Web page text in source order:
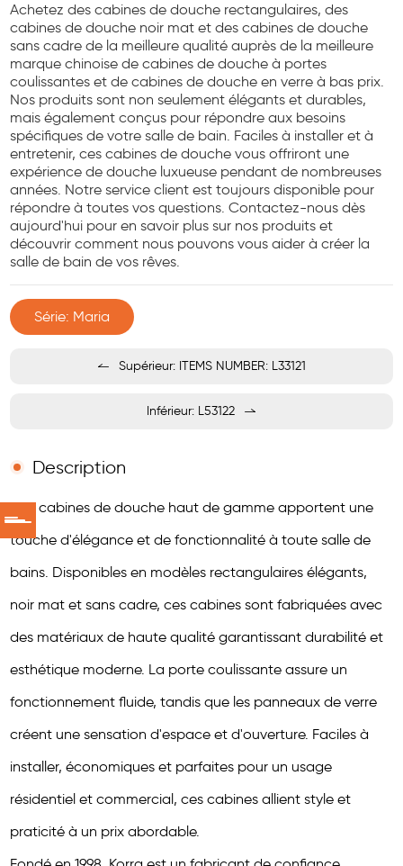
Achetez des cabines de douche rectangulaires, des
cabines de douche noir mat et des cabines de douche
sans cadre de la meilleure qualité auprès de la meilleure
marque chinoise de cabines de douche à portes
coulissantes et de cabines de douche en verre à bas prix.
Nos produits sont non seulement élégants et durables,
mais également conçus pour répondre aux besoins
spécifiques de votre salle de bain. Faciles à installer et à
entretenir, ces cabines de douche vous offriront une
expérience de douche luxueuse pendant de nombreuses
années. Notre service client est toujours disponible pour
répondre à toutes vos questions. Contactez-nous dès
aujourd'hui pour en savoir plus sur nos produits et
découvrir comment nous pouvons vous aider à créer la
salle de bain de vos rêves.
Série: Maria
Supérieur: ITEMS NUMBER: L33121
Inférieur: L53122
Description
Nos cabines de douche haut de gamme apportent une
touche d'élégance et de fonctionnalité à toute salle de
bains. Disponibles en modèles rectangulaires élégants,
noir mat et sans cadre, ces cabines sont fabriquées avec
des matériaux de haute qualité garantissant durabilité et
esthétique moderne. La porte coulissante assure un
fonctionnement fluide, tandis que les panneaux de verre
créent une sensation d'espace et d'ouverture. Faciles à
installer, économiques et parfaites pour un usage
résidentiel et commercial, ces cabines allient style et
praticité à un prix abordable.